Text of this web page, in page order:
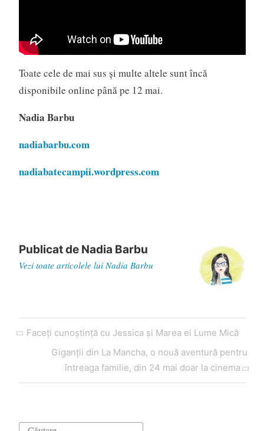
Toate cele de mai sus și multe altele sunt încă
disponibile online până pe 12 mai.
Nadia Barbu
nadiabarbu.com
nadiabatecampii.wordpress.com
Publicat de Nadia Barbu
Vezi toate articolele lui Nadia Barbu
Navigare
articole
Articol
anterior
Faceți cunoștință cu Jessica și Marea ei Lume Mică
Articol
următor
Giganții din La Mancha, o nouă aventură pentru
întreaga familie, din 24 mai doar la cinema
Caută